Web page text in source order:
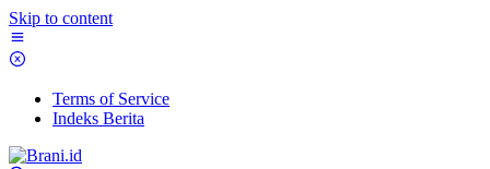
Skip to content
Terms of Service
Indeks Berita